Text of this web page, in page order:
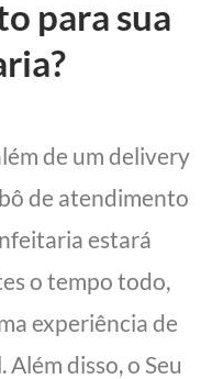
para sua
de um delivery
de atendimento
estará
o tempo todo,
experiência de
disso, o Seu